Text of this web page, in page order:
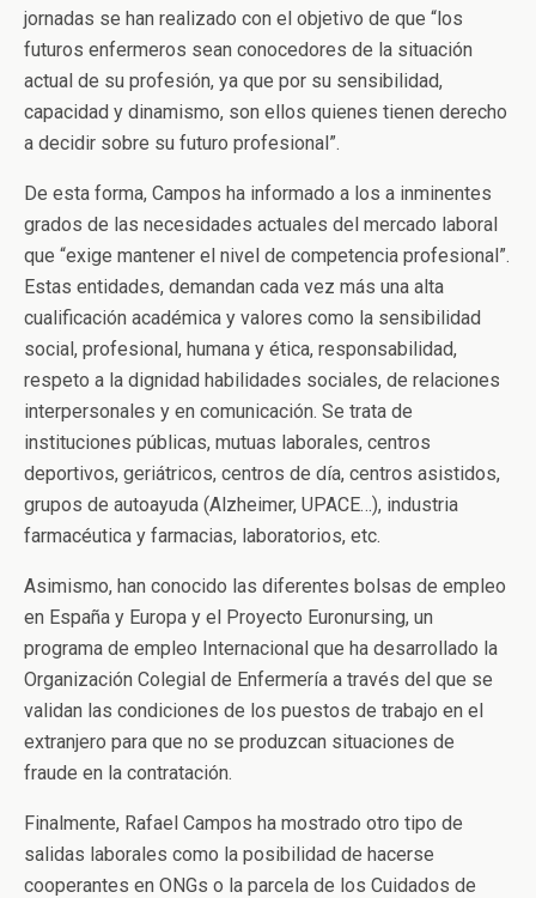
jornadas se han realizado con el objetivo de que “los
futuros enfermeros sean conocedores de la situación
actual de su profesión, ya que por su sensibilidad,
capacidad y dinamismo, son ellos quienes tienen derecho
a decidir sobre su futuro profesional”.
De esta forma, Campos ha informado a los a inminentes
grados de las necesidades actuales del mercado laboral
que “exige mantener el nivel de competencia profesional”.
Estas entidades, demandan cada vez más una alta
cualificación académica y valores como la sensibilidad
social, profesional, humana y ética, responsabilidad,
respeto a la dignidad habilidades sociales, de relaciones
interpersonales y en comunicación. Se trata de
instituciones públicas, mutuas laborales, centros
deportivos, geriátricos, centros de día, centros asistidos,
grupos de autoayuda (Alzheimer, UPACE…), industria
farmacéutica y farmacias, laboratorios, etc.
Asimismo, han conocido las diferentes bolsas de empleo
en España y Europa y el Proyecto Euronursing, un
programa de empleo Internacional que ha desarrollado la
Organización Colegial de Enfermería a través del que se
validan las condiciones de los puestos de trabajo en el
extranjero para que no se produzcan situaciones de
fraude en la contratación.
Finalmente, Rafael Campos ha mostrado otro tipo de
salidas laborales como la posibilidad de hacerse
cooperantes en ONGs o la parcela de los Cuidados de